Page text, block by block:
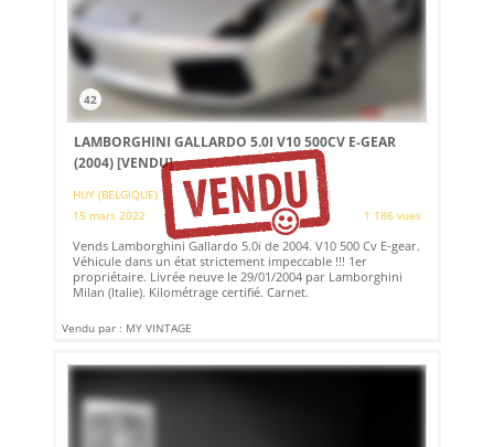
42
LAMBORGHINI GALLARDO 5.0I V10 500CV E-GEAR
(2004)[VENDU]
HUY (BELGIQUE)
15 mars 2022
1 186 vues
Vends Lamborghini Gallardo 5.0i de 2004. V10 500 Cv E-gear.
Véhicule dans un état strictement impeccable !!! 1er
propriétaire. Livrée neuve le 29/01/2004 par Lamborghini
Milan (Italie). Kilométrage certifié. Carnet.
Vendu par : MY VINTAGE